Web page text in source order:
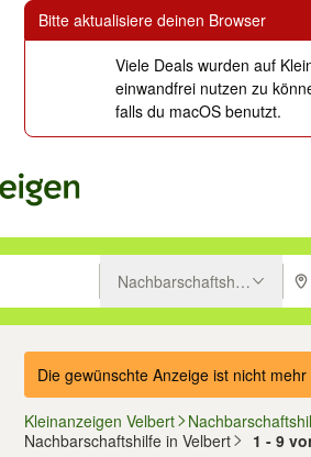
Bitte aktualisiere deinen Browser
Viele Deals wurden auf
einwandfrei nutzen zu
falls du macOS benutzt.
drücken um zu suchen, oder
Nachbarschaftshilfe
Die gewünschte Anzeige ist nicht
Kleinanzeigen Velbert
Nachbarschaftshilfe in Velbert
1 - 9